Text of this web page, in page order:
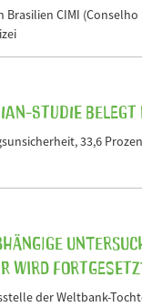
Brasilien CIMI
Studie
33,6
wird
der Weltbank-